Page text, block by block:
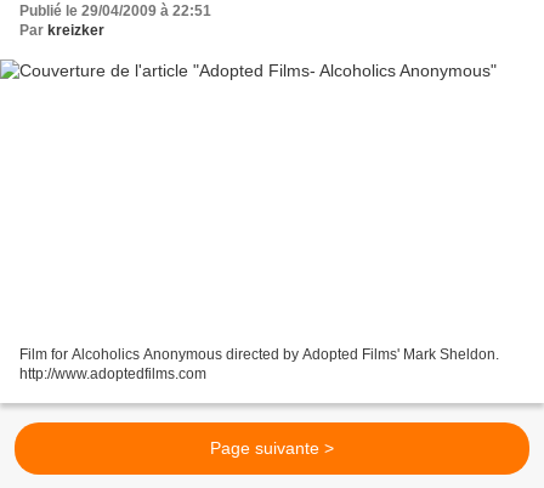
Publié le 29/04/2009 à 22:51
Par kreizker
Film for Alcoholics Anonymous directed by Adopted Films' Mark Sheldon.
http://www.adoptedfilms.com
Page suivante >